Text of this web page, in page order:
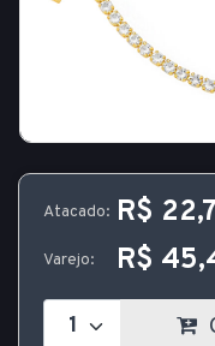
Atacado: R$
Varejo: R$